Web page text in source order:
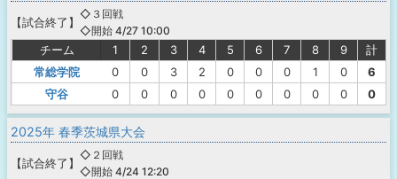
【試合終了 】
◇３回戦
◇開始 4/27 10:00
チーム 1 2 3 4 5 6 7 8 9
計
常総学院
0 0 3 2 0 0 0 1 0
6
守谷
0 0 0 0 0 0 0 0 0 0
2025年 春季茨城県大会
【試合終了 】
◇２回戦
◇開始 4/24 12:20